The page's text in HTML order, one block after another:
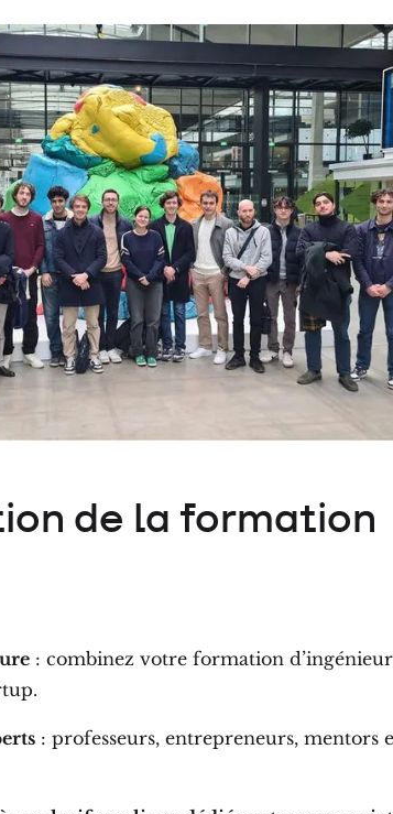
de la formation
: combinez votre formation
: professeurs, entrepreneurs, mentors